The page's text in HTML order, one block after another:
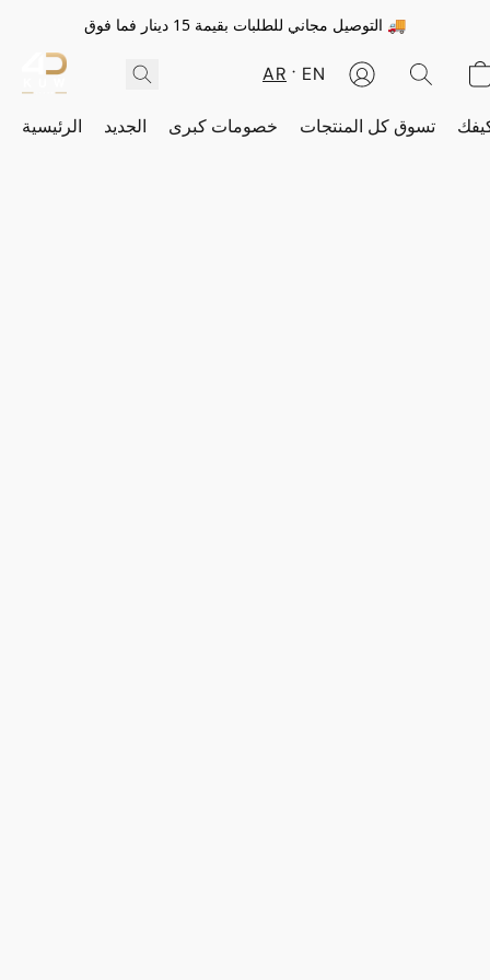
التوصيل مجاني للطلبات بقيمة 15 دينار فما فوق 🚚
AR EN
الرئيسية الجديد خصومات كبرى تسوق كل المنتجات